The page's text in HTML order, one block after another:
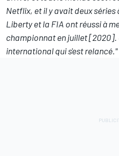
Netflix, et il y avait deux séries
Liberty et la FIA ont réussi à
championnat en juillet [2020].
international qui s'est relancé."